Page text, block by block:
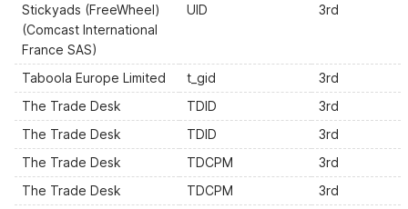
Stickyads (FreeWheel)
(Comcast International
France SAS)
UID 3rd
Taboola Europe Limited t_gid
3rd
The Trade Desk
TDID
3rd
The Trade Desk
TDID
3rd
The Trade Desk
TDCPM
3rd
The Trade Desk
TDCPM
3rd